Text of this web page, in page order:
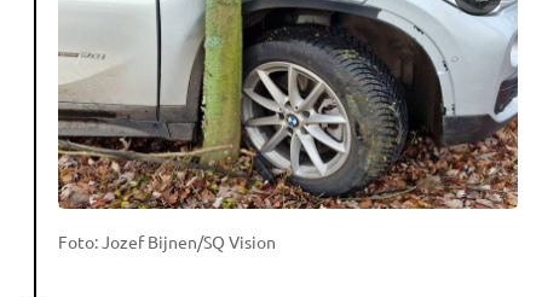
Foto: Jozef Bijnen/SQ Vision